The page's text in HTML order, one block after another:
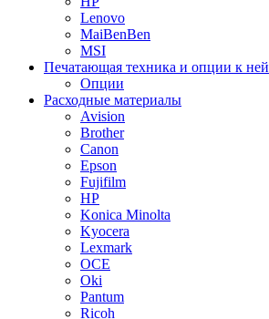
Lenovo
MaiBenBen
MSI
Печатающая техника и опции к ней
Опции
Расходные материалы
Avision
Brother
Canon
Epson
Fujifilm
HP
Konica Minolta
Kyocera
Lexmark
OCE
Oki
Pantum
Ricoh